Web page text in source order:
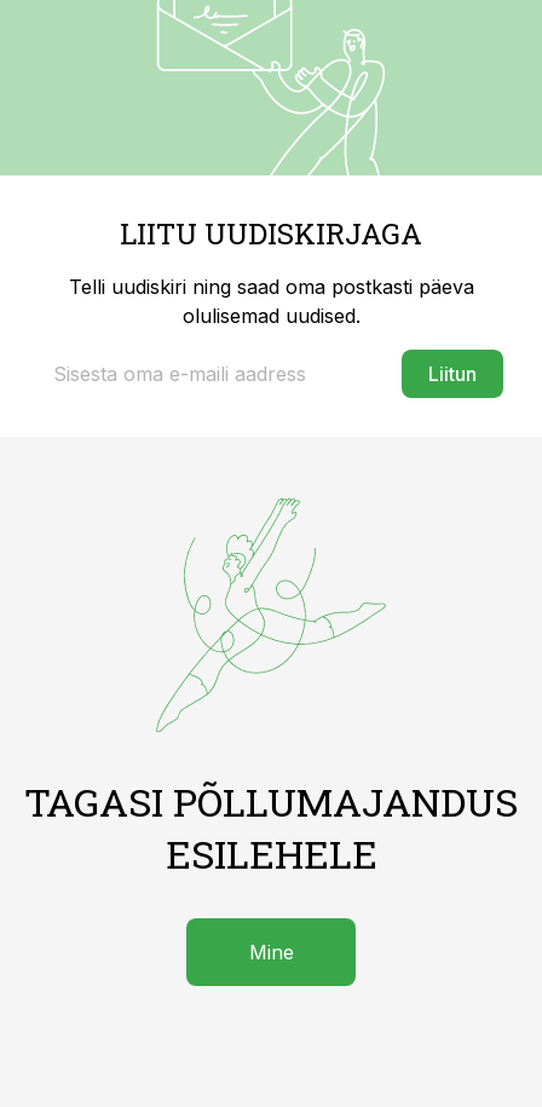
LIITU UUDISKIRJAGA
Telli uudiskiri ning saad oma postkasti päeva
olulisemad uudised.
Liitun
TAGASI PÕLLUMAJANDUS
ESILEHELE
Mine